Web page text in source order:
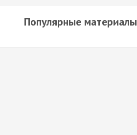
Популярные материалы